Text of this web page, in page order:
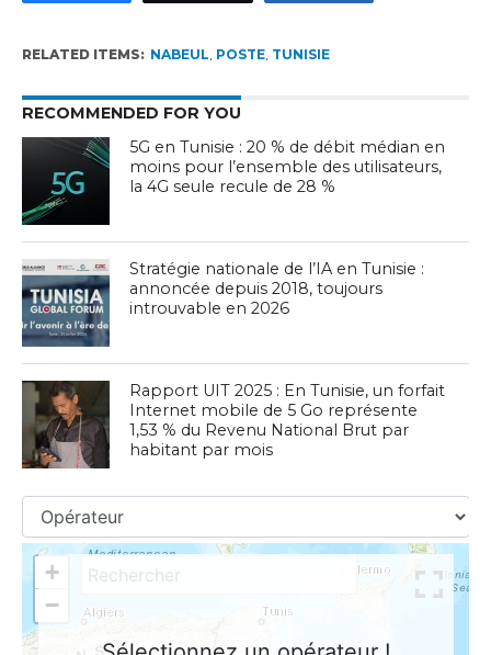
RELATED ITEMS: NABEUL, POSTE, TUNISIE
RECOMMENDED FOR YOU
5G en Tunisie : 20 % de débit médian en
moins pour l’ensemble des utilisateurs,
la 4G seule recule de 28 %
Stratégie nationale de l’IA en Tunisie :
annoncée depuis 2018, toujours
introuvable en 2026
Rapport UIT 2025 : En Tunisie, un forfait
Internet mobile de 5 Go représente
1,53 % du Revenu National Brut par
habitant par mois